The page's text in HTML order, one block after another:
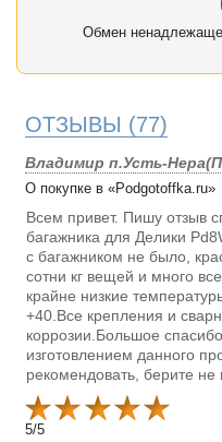
Обмен
ОТЗЫВЫ (77)
Владимир п.Усть-
О покупке в «Podgotoffka.ru»
Всем привет. Пишу отзыв
багажника для Делики
с багажником не было,
сотни кг вещей и много
крайне низкие
+40.Все крепления и
коррозии.Большое
изготовлением данного
рекомендовать, берите
5/5